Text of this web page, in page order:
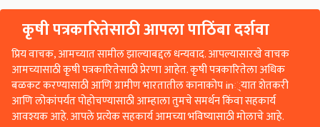
कृषी पत्रकारितेसाठी आपला पाठिंबा दर्शवा
प्रिय वाचक, आमच्यात सामील झाल्याबद्दल धन्यवाद. आपल्यासारखे वाचक
आमच्यासाठी कृषी पत्रकारितेसाठी प्रेरणा आहेत. कृषी पत्रकारितेला अधिक
बळकट करण्यासाठी आणि ग्रामीण भारतातील कानाकोप in्यात शेतकरी
आणि लोकांपर्यंत पोहोचण्यासाठी आम्हाला तुमचे समर्थन किंवा सहकार्य
आवश्यक आहे. आपले प्रत्येक सहकार्य आमच्या भविष्यासाठी मोलाचे आहे.